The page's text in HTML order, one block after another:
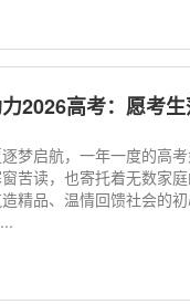
高考：愿考生落笔
梦启航，一年一度的高
苦读，也寄托着无数家
精品、温情回馈社会的